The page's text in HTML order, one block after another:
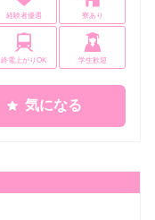
経験者優遇 寮あり
終電上がりOK 学生歓迎
気になる